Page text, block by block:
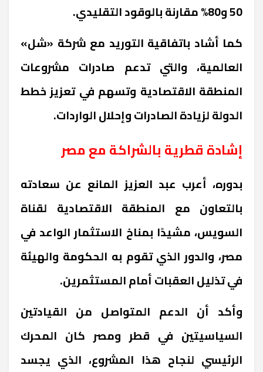
50 و80% مقارنة بالوقود التقليدي.
كما أشاد باتفاقية التوريد مع شركة «شل»
العالمية، والتي تدعم صادرات مشروعات
المنطقة الاقتصادية وتسهم في تعزيز خطط
الدولة لزيادة الصادرات وإحلال الواردات.
إشادة قطرية بالشراكة مع مصر
بدوره، أعرب عبد العزيز المانع عن سعادته
بالتعاون مع المنطقة الاقتصادية لقناة
السويس، مشيدًا بمناخ الاستثمار الواعد في
مصر، والدور الذي تقوم به الحكومة والهيئة
في تذليل العقبات أمام المستثمرين.
وأكد أن الدعم المتواصل من القيادتين
السياسيتين في قطر ومصر كان المحرك
الرئيسي لنجاح هذا المشروع، الذي يجسد